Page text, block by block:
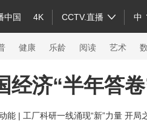
中国 4K CCTV.直播 中
热解读 天天学习
载央视影音
健康 乐龄 阅读 艺术
经济“半年答
能 | 工厂科研一线涌现“新”力量 开局